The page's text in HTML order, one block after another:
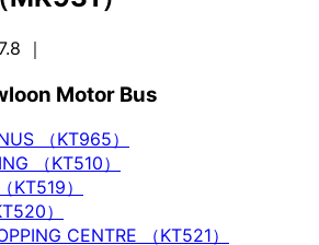
｜
Motor Bus
（KT965）
（KT510）
KT519）
）
CENTRE （KT521）